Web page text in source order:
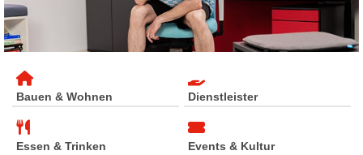
Bauen & Wohnen Dienstleister
Essen & Trinken Events & Kultur